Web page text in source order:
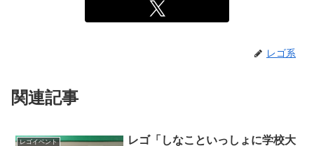
レゴ系
関連記事
レゴイベント レゴ「しなこといっしょに学校大